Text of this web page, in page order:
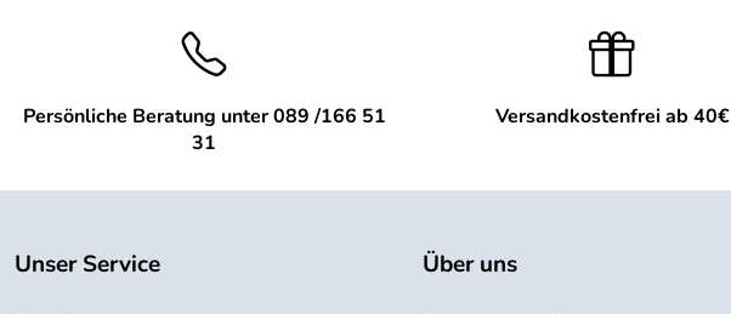
Persönliche Beratung unter 089 /166 51
31
Versandkostenfrei ab 40€
Unser Service Über uns